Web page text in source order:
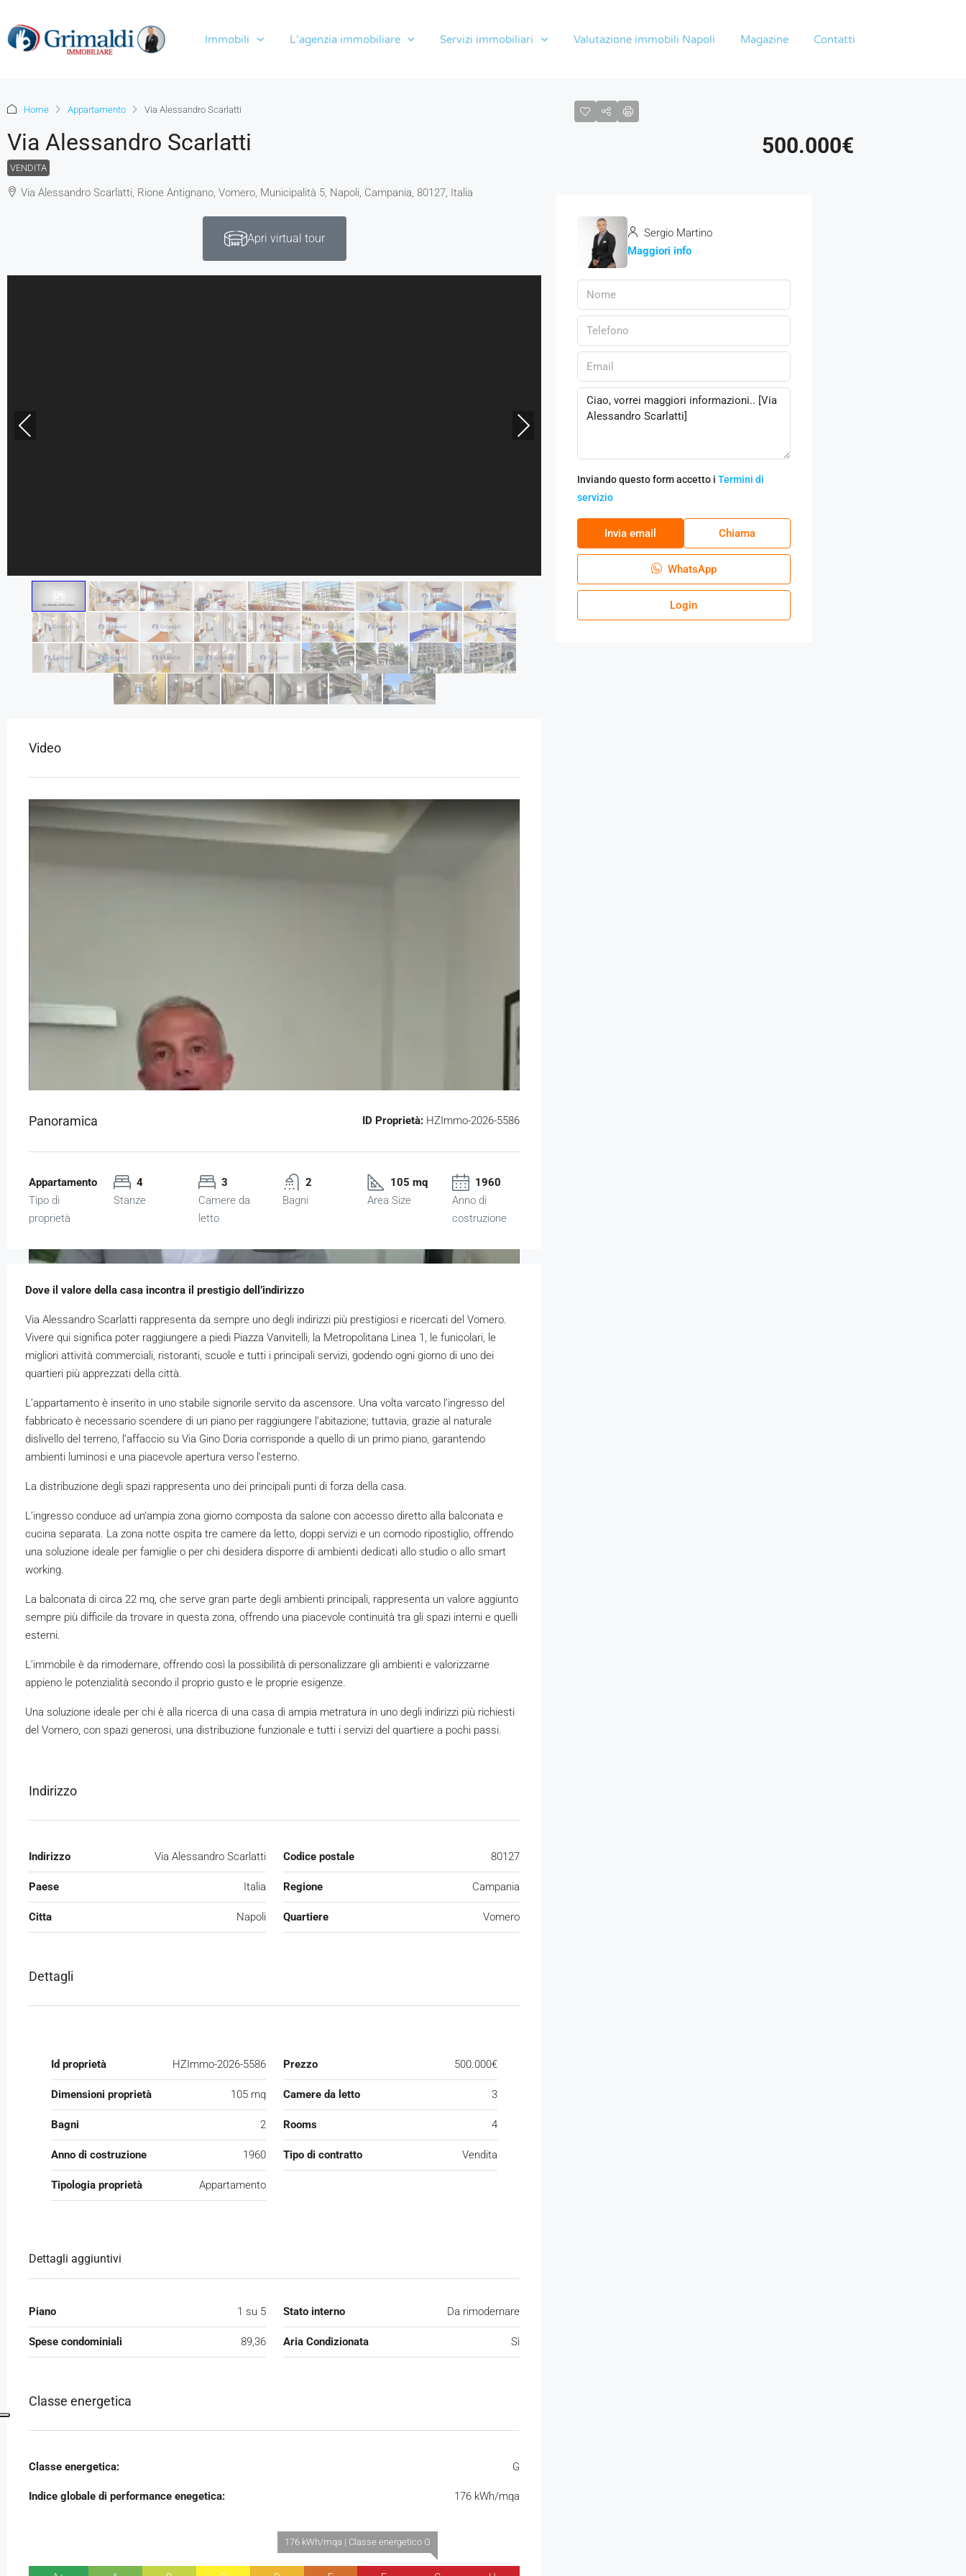
Immobili L’agenzia immobiliare Servizi immobiliari Valutazione immobili Napoli Magazine Contatti
Home Appartamento Via Alessandro Scarlatti
Via Alessandro Scarlatti
VENDITA
Via Alessandro Scarlatti, Rione Antignano, Vomero, Municipalità 5, Napoli, Campania, 80127, Italia
500.000€
Apri virtual tour
Previous Next
Video
Panoramica ID Proprietà: HZImmo-2026-5586
Appartamento
Tipo di
proprietà
4
Stanze
3
Camere da
letto
2
Bagni
105 mq
Area Size
1960
Anno di
costruzione
Dove il valore della casa incontra il prestigio dell’indirizzo
Via Alessandro Scarlatti rappresenta da sempre uno degli indirizzi più prestigiosi e ricercati del Vomero.
Vivere qui significa poter raggiungere a piedi Piazza Vanvitelli, la Metropolitana Linea 1, le funicolari, le
migliori attività commerciali, ristoranti, scuole e tutti i principali servizi, godendo ogni giorno di uno dei
quartieri più apprezzati della città.
L’appartamento è inserito in uno stabile signorile servito da ascensore. Una volta varcato l’ingresso del
fabbricato è necessario scendere di un piano per raggiungere l’abitazione; tuttavia, grazie al naturale
dislivello del terreno, l’affaccio su Via Gino Doria corrisponde a quello di un primo piano, garantendo
ambienti luminosi e una piacevole apertura verso l’esterno.
La distribuzione degli spazi rappresenta uno dei principali punti di forza della casa.
L’ingresso conduce ad un’ampia zona giorno composta da salone con accesso diretto alla balconata e
cucina separata. La zona notte ospita tre camere da letto, doppi servizi e un comodo ripostiglio, offrendo
una soluzione ideale per famiglie o per chi desidera disporre di ambienti dedicati allo studio o allo smart
working.
La balconata di circa 22 mq, che serve gran parte degli ambienti principali, rappresenta un valore aggiunto
sempre più difficile da trovare in questa zona, offrendo una piacevole continuità tra gli spazi interni e quelli
esterni.
L’immobile è da rimodernare, offrendo così la possibilità di personalizzare gli ambienti e valorizzarne
appieno le potenzialità secondo il proprio gusto e le proprie esigenze.
Una soluzione ideale per chi è alla ricerca di una casa di ampia metratura in uno degli indirizzi più richiesti
del Vomero, con spazi generosi, una distribuzione funzionale e tutti i servizi del quartiere a pochi passi.
Indirizzo
Indirizzo Via Alessandro Scarlatti Codice postale 80127
Paese Italia Regione Campania
Citta Napoli Quartiere Vomero
Dettagli
Id proprietà HZImmo-2026-5586 Prezzo 500.000€
Dimensioni proprietà 105 mq Camere da letto 3
Bagni 2 Rooms 4
Anno di costruzione 1960 Tipo di contratto Vendita
Tipologia proprietà Appartamento
Dettagli aggiuntivi
Piano 1 su 5 Stato interno Da rimodernare
Spese condominiali 89,36 Aria Condizionata Sì
Classe energetica
Classe energetica: G
Indice globale di performance enegetica: 176 kWh/mqa
176 kWh/mqa | Classe energetico G
Sergio Martino
Maggiori info
Inviando questo form accetto i Termini di
servizio
‏Invia email Chiama
WhatsApp
Login